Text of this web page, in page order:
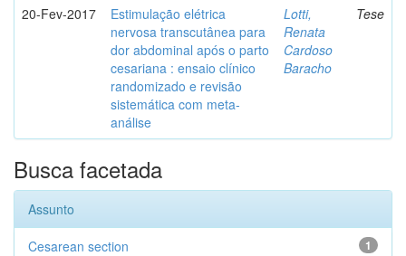
20-Fev-2017
Estimulação elétrica
nervosa transcutânea para
dor abdominal após o parto
cesariana : ensaio clínico
randomizado e revisão
sistemática com meta-
análise
Lotti,
Renata
Cardoso
Baracho
Tese
Busca facetada
Assunto
1
Cesarean section